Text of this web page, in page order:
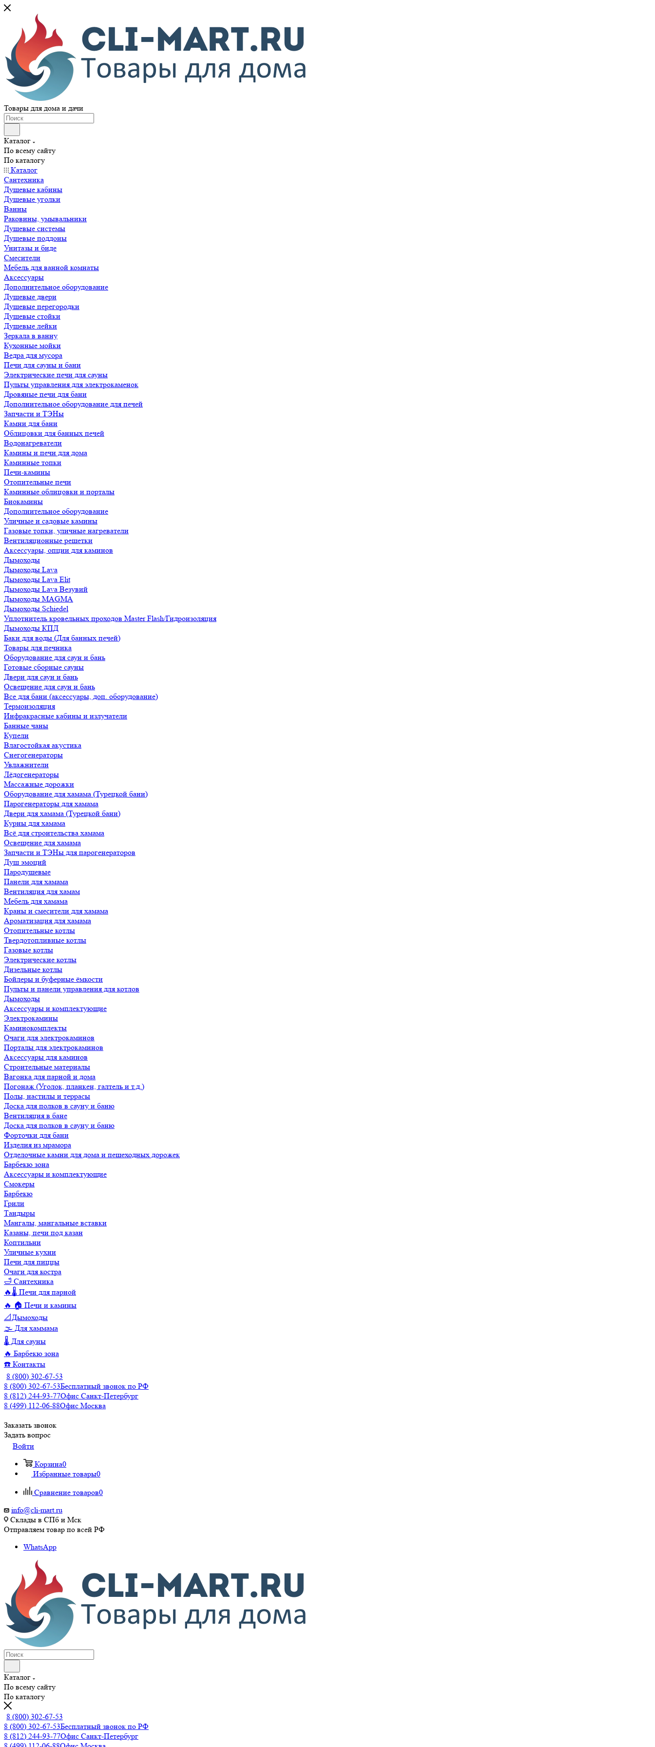
Товары для дома и дачи
Каталог
По всему сайту
По каталогу
Каталог
Сантехника
Душевые кабины
Душевые уголки
Ванны
Раковины, умывальники
Душевые системы
Душевые поддоны
Унитазы и биде
Смесители
Мебель для ванной комнаты
Аксессуары
Дополнительное оборудование
Душевые двери
Душевые перегородки
Душевые стойки
Душевые лейки
Зеркала в ванну
Кухонные мойки
Ведра для мусора
Печи для сауны и бани
Электрические печи для сауны
Пульты управления для электрокаменок
Дровяные печи для бани
Дополнительное оборудование для печей
Запчасти и ТЭНы
Камни для бани
Облицовки для банных печей
Водонагреватели
Камины и печи для дома
Каминные топки
Печи-камины
Отопительные печи
Каминные облицовки и порталы
Биокамины
Дополнительное оборудование
Уличные и садовые камины
Газовые топки, уличные нагреватели
Вентиляционные решетки
Аксессуары, опции для каминов
Дымоходы
Дымоходы Lava
Дымоходы Lava Elit
Дымоходы Lava Везувий
Дымоходы MAGMA
Дымоходы Schiedel
Уплотнитель кровельных проходов Master Flash/Гидроизоляция
Дымоходы КПД
Баки для воды (Для банных печей)
Товары для печника
Оборудование для саун и бань
Готовые сборные сауны
Двери для саун и бань
Освещение для саун и бань
Все для бани (аксессуары, доп. оборудование)
Термоизоляция
Инфракрасные кабины и излучатели
Банные чаны
Купели
Влагостойкая акустика
Снегогенераторы
Увлажнители
Лёдогенераторы
Массажные дорожки
Оборудование для хамама (Турецкой бани)
Парогенераторы для хамама
Двери для хамама (Турецкой бани)
Курны для хамама
Всё для строительства хамама
Освещение для хамама
Запчасти и ТЭНы для парогенераторов
Душ эмоций
Пародушевые
Панели для хамама
Вентиляция для хамам
Мебель для хамама
Краны и смесители для хамама
Ароматизация для хамама
Отопительные котлы
Твердотопливные котлы
Газовые котлы
Электрические котлы
Дизельные котлы
Бойлеры и буферные ёмкости
Пульты и панели управления для котлов
Дымоходы
Аксессуары и комплектующие
Электрокамины
Каминокомплекты
Очаги для электрокаминов
Порталы для электрокаминов
Аксессуары для каминов
Строительные материалы
Вагонка для парной и дома
Погонаж (Уголок, планкен, галтель и т.д.)
Полы, настилы и террасы
Доска для полков в сауну и баню
Вентиляция в бане
Доска для полков в сауну и баню
Форточки для бани
Изделия из мрамора
Отделочные камни для дома и пешеходных дорожек
Барбекю зона
Аксессуары и комплектующие
Смокеры
Барбекю
Грили
Тандыры
Мангалы, мангальные вставки
Казаны, печи под казан
Коптильни
Уличные кухни
Печи для пиццы
Очаги для костра
🛁 Сантехника
🔥🌡️ Печи для парной
🔥 🏠 Печи и камины
📐Дымоходы
🌫️ Для хаммама
🌡️ Для сауны
🔥 Барбекю зона
☎️ Контакты
8 (800) 302-67-53
8 (800) 302-67-53Бесплатный звонок по РФ
8 (812) 244-93-77Офис Санкт-Петербург
8 (499) 112-06-88Офис Москва
Заказать звонок
Задать вопрос
Войти
Корзина0
Избранные товары0
Сравнение товаров0
info@cli-mart.ru
Склады в СПб и Мск
Отправляем товар по всей РФ
WhatsApp
Каталог
По всему сайту
По каталогу
8 (800) 302-67-53
8 (800) 302-67-53Бесплатный звонок по РФ
8 (812) 244-93-77Офис Санкт-Петербург